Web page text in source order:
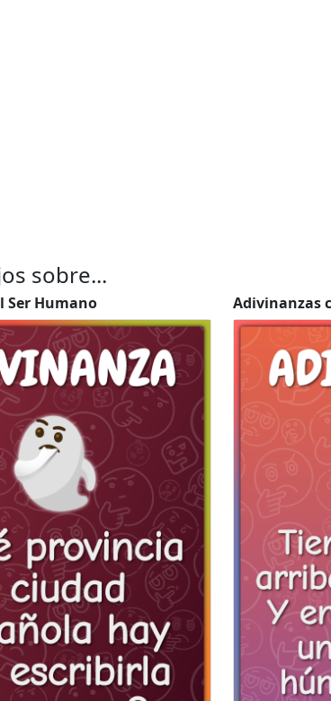
sobre...
Ser Humano Adivinanzas